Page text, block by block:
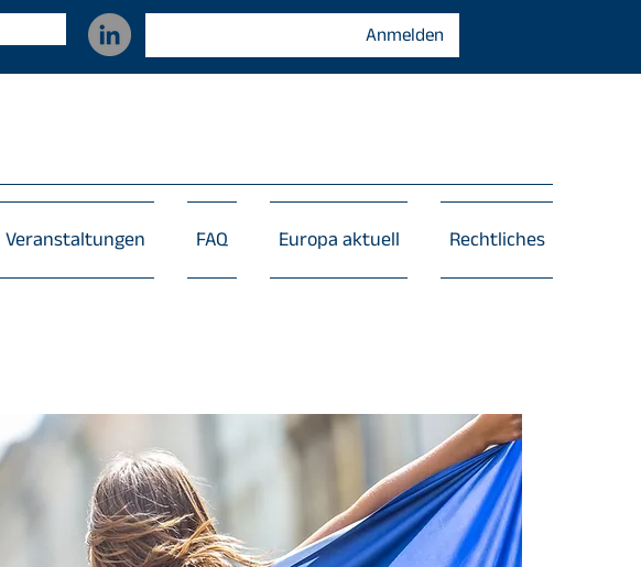
Anmelden
Veranstaltungen FAQ Europa aktuell Rechtliches